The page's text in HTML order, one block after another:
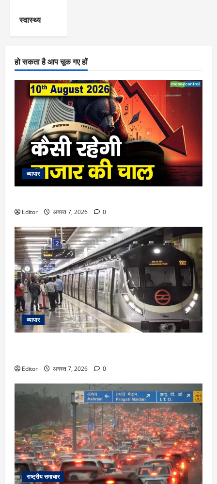
स्वास्थ्य
हो सकता है आप चूक गए हों
व्यापार
Editor अगस्त 7, 2026 0
व्यापार
Editor अगस्त 7, 2026 0
राष्ट्रीय समाचार